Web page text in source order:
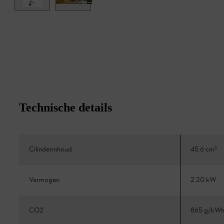
Technische details
Cilinderinhoud 45.6 cm³
Vermogen 2.20 kW
CO2 865 g/kWh